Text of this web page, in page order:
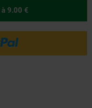
à 9.00 €